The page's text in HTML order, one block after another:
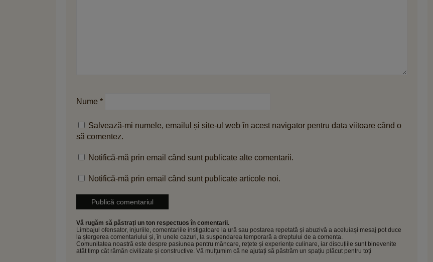
Nume *
Salvează-mi numele, emailul și site-ul web în acest navigator pentru data viitoare când o
să comentez.
Notifică-mă prin email când sunt publicate alte comentarii.
Notifică-mă prin email când sunt publicate articole noi.
Vă rugăm să păstrați un ton respectuos în comentarii.
Limbajul ofensator, injuriile, comentariile instigatoare la ură sau postarea repetată și abuzivă a aceluiași mesaj pot duce
la ștergerea comentariului și, în unele cazuri, la suspendarea temporară a dreptului de a comenta.
Comunitatea noastră este despre pasiunea pentru mâncare, rețete și experiențe culinare, iar discuțiile sunt binevenite
atât timp cât rămân civilizate și constructive. Vă mulțumim că ne ajutați să păstrăm un spațiu plăcut pentru toți